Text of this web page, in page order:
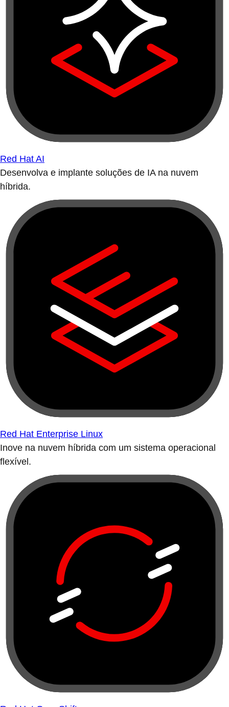
Red Hat AI
Desenvolva e implante soluções de IA na nuvem
híbrida.
Red Hat Enterprise Linux
Inove na nuvem híbrida com um sistema operacional
flexível.